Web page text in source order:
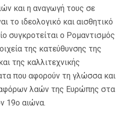
και η αναγωγή τους σε
το ιδεολογικό και αισθητικό
συγκροτείται ο Ρομαντισμός
της κατεύθυνσης της
της καλλιτεχνικής
που αφορούν τη γλώσσα και
λαών της Ευρώπης στα
19ο αιώνα.